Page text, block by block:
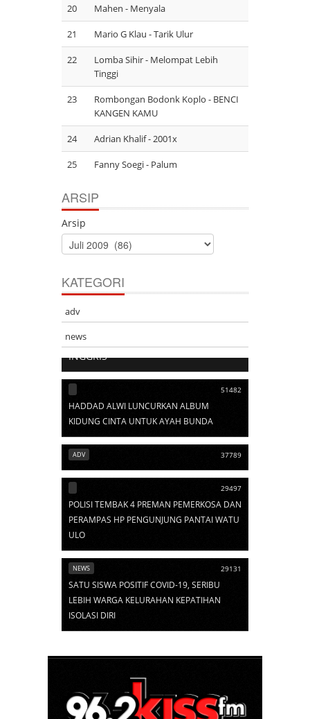
20 Mahen - Menyala
21 Mario G Klau - Tarik Ulur
22
Lomba Sihir - Melompat Lebih
Tinggi
23
Rombongan Bodonk Koplo - BENCI
KANGEN KAMU
24 Adrian Khalif - 2001x
25 Fanny Soegi - Palum
ARSIP
Arsip
KATEGORI
adv
news
103528
ARTI SINGKATAN DALAM BAHASA
INGGRIS
51482
HADDAD ALWI LUNCURKAN ALBUM
KIDUNG CINTA UNTUK AYAH BUNDA
ADV 37789
29497
POLISI TEMBAK 4 PREMAN PEMERKOSA DAN
PERAMPAS HP PENGUNJUNG PANTAI WATU
ULO
NEWS 29131
SATU SISWA POSITIF COVID-19, SERIBU
LEBIH WARGA KELURAHAN KEPATIHAN
ISOLASI DIRI